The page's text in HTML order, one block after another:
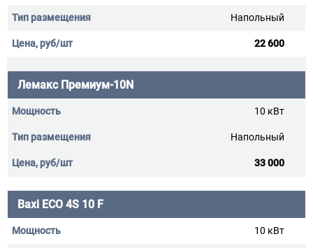
Напольный
22 600
Лемакс Премиум-10N
10 кВт
Напольный
33 000
Baxi ECO 4S 10 F
10 кВт